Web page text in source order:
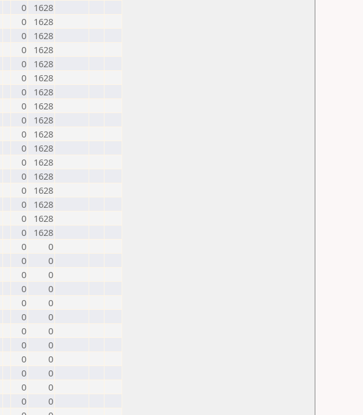
0
1628
0
1628
0
1628
0
1628
0
1628
0
1628
0
1628
0
1628
0
1628
0
1628
0
1628
0
1628
0
1628
0
1628
0
1628
0
1628
0
1628
0
0
0
0
0
0
0
0
0
0
0
0
0
0
0
0
0
0
0
0
0
0
0
0